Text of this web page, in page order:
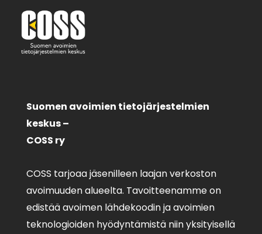
Suomen avoimien tietojärjestelmien
keskus –
COSS ry
COSS tarjoaa jäsenilleen laajan verkoston
avoimuuden alueelta. Tavoitteenamme on
edistää avoimen lähdekoodin ja avoimien
teknologioiden hyödyntämistä niin yksityisellä